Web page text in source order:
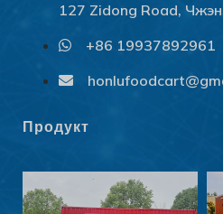
127 Zidong Road,
+86 19937892961
Продукт